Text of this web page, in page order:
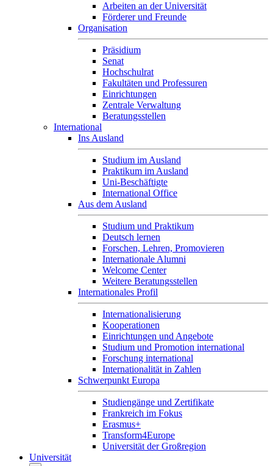
Arbeiten an der Universität
Förderer und Freunde
Organisation
Präsidium
Senat
Hochschulrat
Fakultäten und Professuren
Einrichtungen
Zentrale Verwaltung
Beratungsstellen
International
Ins Ausland
Studium im Ausland
Praktikum im Ausland
Uni-Beschäftigte
International Office
Aus dem Ausland
Studium und Praktikum
Deutsch lernen
Forschen, Lehren, Promovieren
Internationale Alumni
Welcome Center
Weitere Beratungsstellen
Internationales Profil
Internationalisierung
Kooperationen
Einrichtungen und Angebote
Studium und Promotion international
Forschung international
Internationalität in Zahlen
Schwerpunkt Europa
Studiengänge und Zertifikate
Frankreich im Fokus
Erasmus+
Transform4Europe
Universität der Großregion
Universität